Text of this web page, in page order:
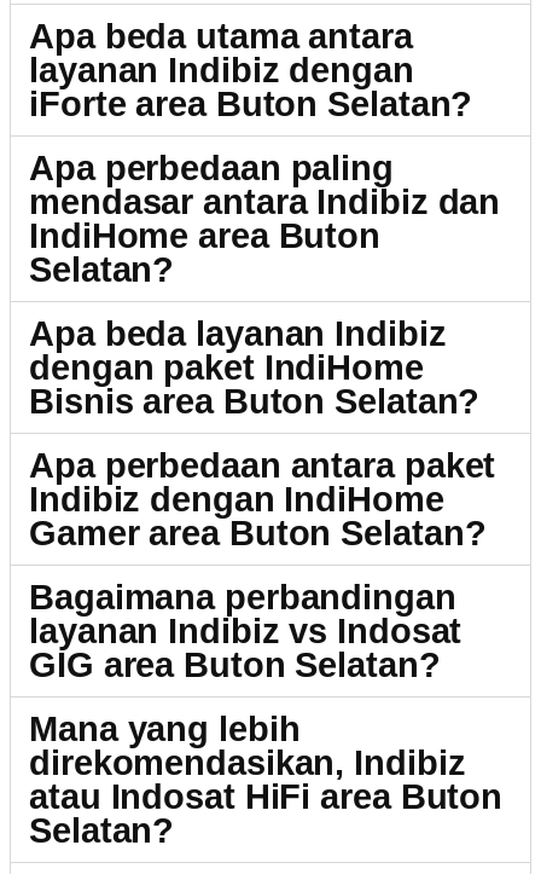
Apa beda utama antara
layanan Indibiz dengan
iForte area Buton Selatan?
Apa perbedaan paling
mendasar antara Indibiz dan
IndiHome area Buton
Selatan?
Apa beda layanan Indibiz
dengan paket IndiHome
Bisnis area Buton Selatan?
Apa perbedaan antara paket
Indibiz dengan IndiHome
Gamer area Buton Selatan?
Bagaimana perbandingan
layanan Indibiz vs Indosat
GIG area Buton Selatan?
Mana yang lebih
direkomendasikan, Indibiz
atau Indosat HiFi area Buton
Selatan?